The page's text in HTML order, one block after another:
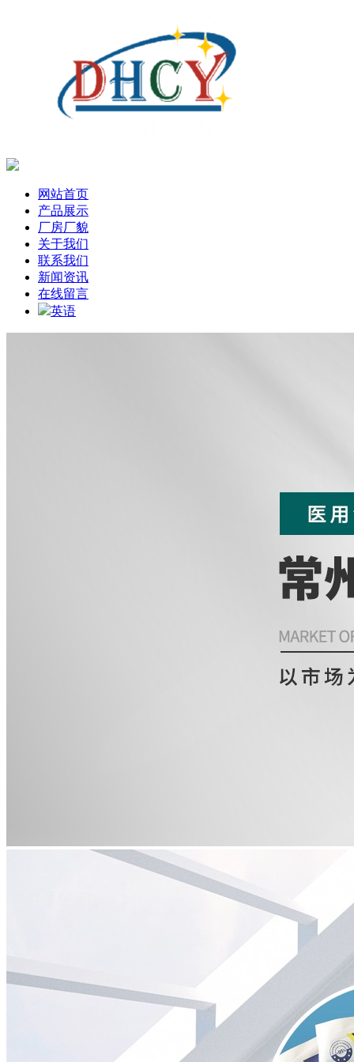
网站首页
产品展示
厂房厂貌
关于我们
联系我们
新闻资讯
在线留言
英语